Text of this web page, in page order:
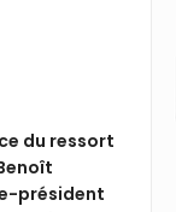
du ressort
président